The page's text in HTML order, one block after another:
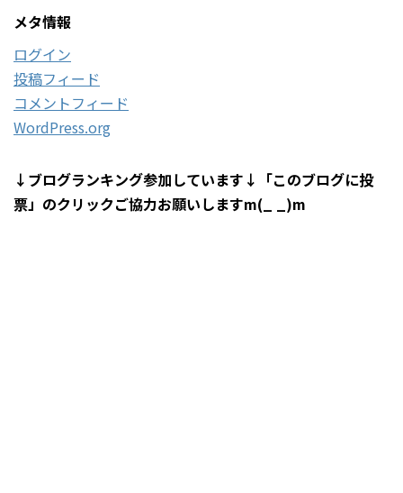
メタ情報
ログイン
投稿フィード
コメントフィード
WordPress.org
↓ブログランキング参加しています↓「このブログに投
票」のクリックご協力お願いしますm(_ _)m